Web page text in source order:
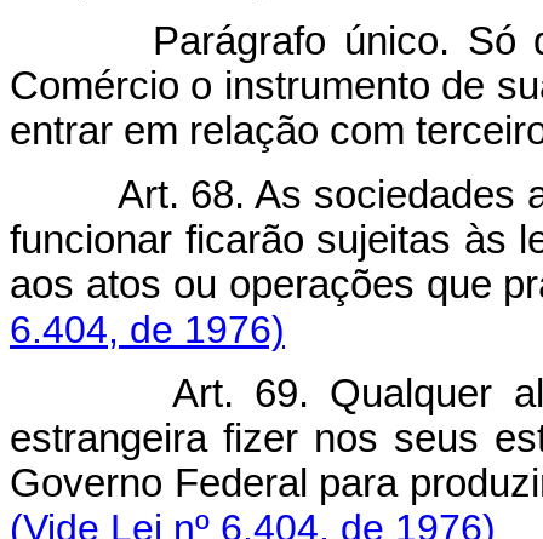
Parágrafo único. Só
Comércio o instrumento de
entrar em relação com
Art. 68. As sociedades
funcionar ficarão sujeitas às
aos atos ou operações que
6.404, de 1976)
Art. 69. Qualquer
estrangeira fizer nos seus
Governo Federal para
(Vide Lei nº 6.404, de 1976)